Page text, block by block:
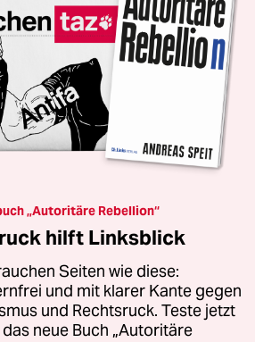
„Autoritäre Rebellion“
hilft Linksblick
Seiten wie diese:
und mit klarer Kante gegen
und Rechtsruck. Teste jetzt
neue Buch „Autoritäre